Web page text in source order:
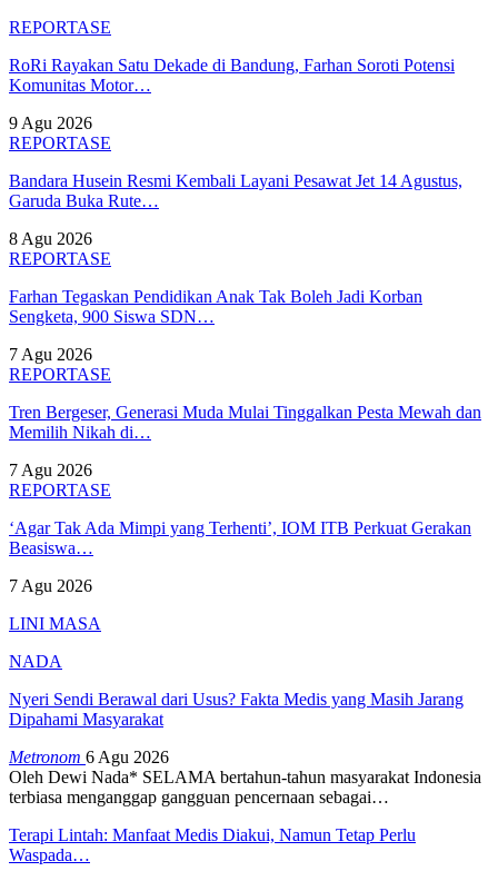
REPORTASE
RoRi Rayakan Satu Dekade di Bandung, Farhan Soroti Potensi
Komunitas Motor…
9 Agu 2026
REPORTASE
Bandara Husein Resmi Kembali Layani Pesawat Jet 14 Agustus,
Garuda Buka Rute…
8 Agu 2026
REPORTASE
Farhan Tegaskan Pendidikan Anak Tak Boleh Jadi Korban
Sengketa, 900 Siswa SDN…
7 Agu 2026
REPORTASE
Tren Bergeser, Generasi Muda Mulai Tinggalkan Pesta Mewah dan
Memilih Nikah di…
7 Agu 2026
REPORTASE
‘Agar Tak Ada Mimpi yang Terhenti’, IOM ITB Perkuat Gerakan
Beasiswa…
7 Agu 2026
LINI MASA
NADA
Nyeri Sendi Berawal dari Usus? Fakta Medis yang Masih Jarang
Dipahami Masyarakat
Metronom 6 Agu 2026
Oleh Dewi Nada* SELAMA bertahun-tahun masyarakat Indonesia
terbiasa menganggap gangguan pencernaan sebagai…
Terapi Lintah: Manfaat Medis Diakui, Namun Tetap Perlu
Waspada…